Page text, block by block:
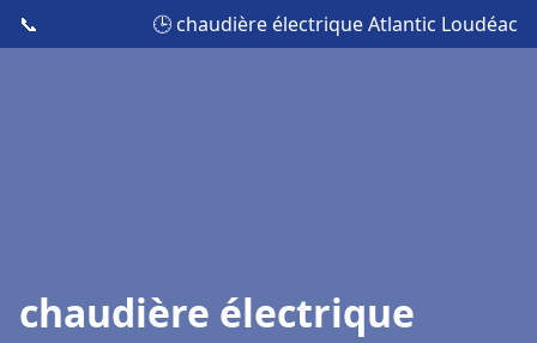
📞 🕒 chaudière électrique Atlantic Loudéac
chaudière électrique